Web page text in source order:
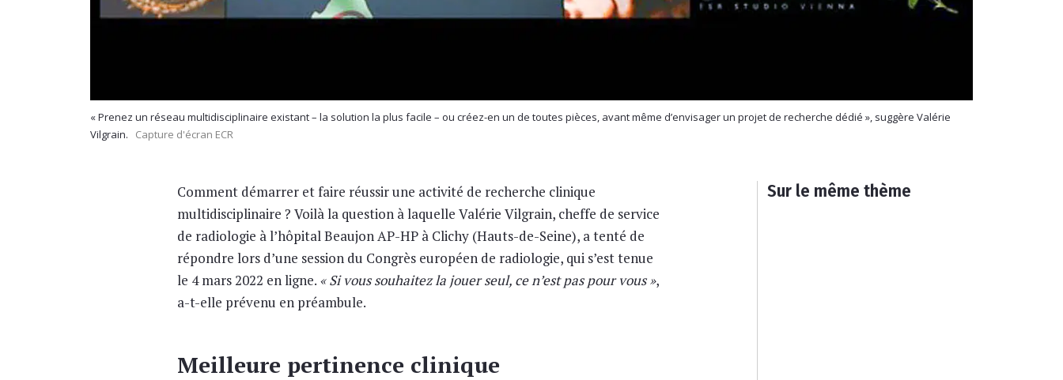
« Prenez un réseau multidisciplinaire existant – la solution la plus facile – ou créez-en un de toutes pièces, avant même d’envisager un projet de recherche dédié », suggère Valérie
Vilgrain.
Capture d'écran ECR
Comment démarrer et faire réussir une activité de recherche clinique
multidisciplinaire ? Voilà la question à laquelle Valérie Vilgrain, cheffe de service
de radiologie à l’hôpital Beaujon AP-HP à Clichy (Hauts-de-Seine), a tenté de
répondre lors d’une session du Congrès européen de radiologie, qui s’est tenue
le 4 mars 2022 en ligne. « Si vous souhaitez la jouer seul, ce n’est pas pour vous »,
a-t-elle prévenu en préambule.
Meilleure pertinence clinique
Sur le même thème